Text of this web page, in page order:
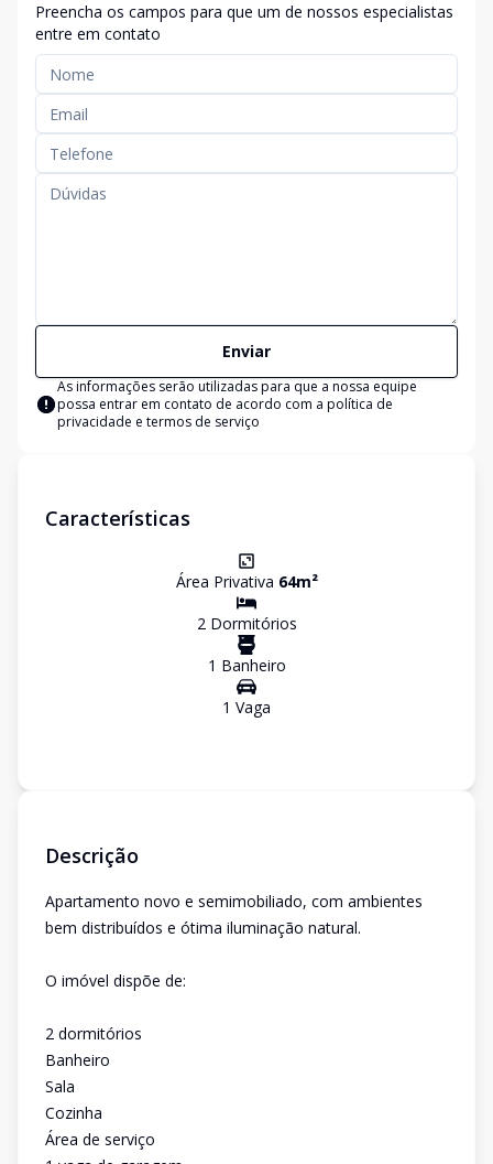
Preencha os campos para que um de nossos especialistas
entre em contato
Enviar
As informações serão utilizadas para que a nossa equipe
possa entrar em contato de acordo com a política de
privacidade e termos de serviço
Características
Área Privativa 64m²
2Dormitórios
1 Banheiro
1 Vaga
Descrição
Apartamento novo e semimobiliado, com ambientes
bem distribuídos e ótima iluminação natural.
O imóvel dispõe de:
2 dormitórios
Banheiro
Sala
Cozinha
Área de serviço